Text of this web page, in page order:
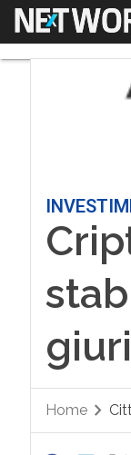
Menu
Home